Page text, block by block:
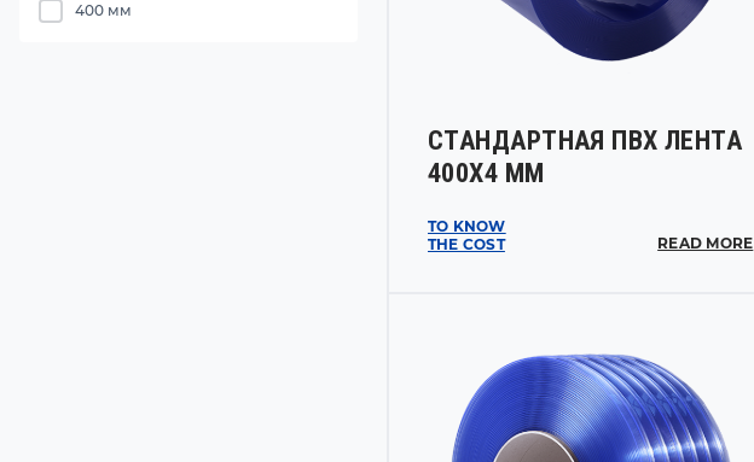
400 мм
СТАНДАРТНАЯ ПВХ ЛЕНТА
400Х4 ММ
TO KNOW
THE COST
READ MORE